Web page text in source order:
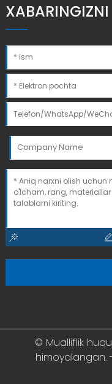
© Mualliflik
himoyalangan.